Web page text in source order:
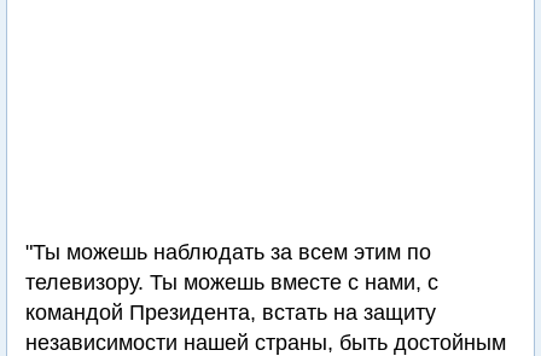
"Ты можешь наблюдать за всем этим по
телевизору. Ты можешь вместе с нами, с
командой Президента, встать на защиту
независимости нашей страны, быть достойным